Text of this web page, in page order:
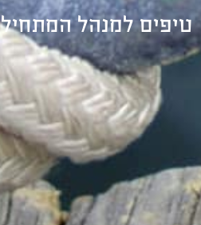
טיפים למנהל המתחיל